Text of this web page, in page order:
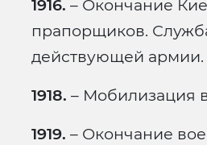
1916. – Окончание
прапорщиков.
действующей армии.
1918. – Мобилизация
1919. – Окончание